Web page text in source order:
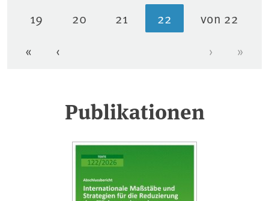
Erste Seite
« Vorherige Seite
‹
Seite
19 Seite
20 Seite
21 Aktuelle Seite
22 von 22
Nächste
› »
Publikationen